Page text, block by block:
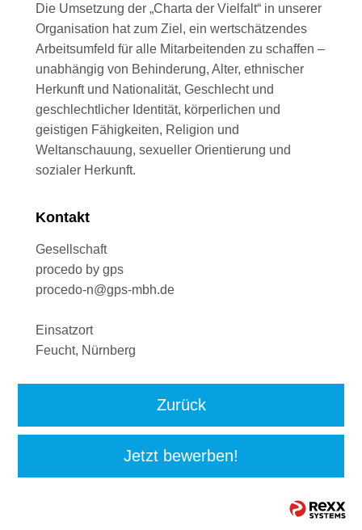
Die Umsetzung der „Charta der Vielfalt“ in unserer
Organisation hat zum Ziel, ein wertschätzendes
Arbeitsumfeld für alle Mitarbeitenden zu schaffen –
unabhängig von Behinderung, Alter, ethnischer
Herkunft und Nationalität, Geschlecht und
geschlechtlicher Identität, körperlichen und
geistigen Fähigkeiten, Religion und
Weltanschauung, sexueller Orientierung und
sozialer Herkunft.
Kontakt
Gesellschaft
procedo by gps
procedo-n@gps-mbh.de
Einsatzort
Feucht, Nürnberg
Zurück
Jetzt bewerben!